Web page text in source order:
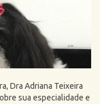
Dra Adriana Teixeira
sua especialidade e